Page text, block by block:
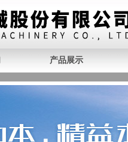
产品展示